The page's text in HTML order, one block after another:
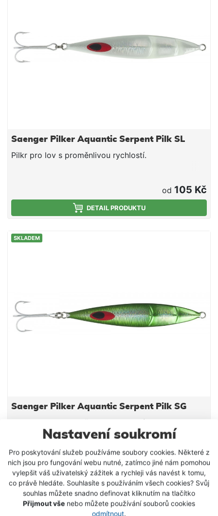
Nastavení soukromí
Pro poskytování služeb používáme soubory cookies. Některé z
nich jsou pro fungování webu nutné, zatímco jiné nám pomohou
vylepšit váš uživatelský zážitek a rychleji vás navést k tomu,
co právě hledáte. Souhlasíte s používáním všech cookies? Svůj
souhlas můžete snadno definovat kliknutím na tlačítko
Přijmout vše nebo můžete používání souborů cookies
odmítnout.
Saenger Pilker Aquantic Serpent Pilk SL
Pilkr pro lov s proměnlivou rychlostí.
od 105 Kč
DETAIL PRODUKTU
SKLADEM
Saenger Pilker Aquantic Serpent Pilk SG
Pilkr pro lov s proměnlivou rychlostí.
od105 Kč
DETAIL PRODUKTU
SKLADEM